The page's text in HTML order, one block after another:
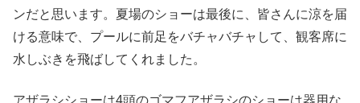
ンだと思います。夏場のショーは最後に、皆さんに涼を届
ける意味で、プールに前足をバチャバチャして、観客席に
水しぶきを飛ばしてくれました。
アザラシショーは4頭のゴマフアザラシのショーは器用な